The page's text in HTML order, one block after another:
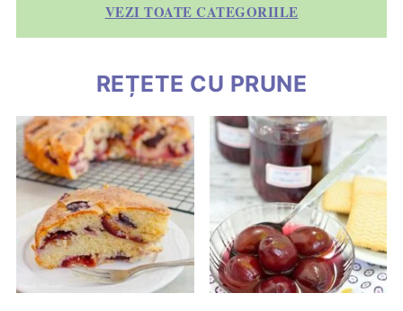
VEZI TOATE CATEGORIILE
REȚETE CU PRUNE